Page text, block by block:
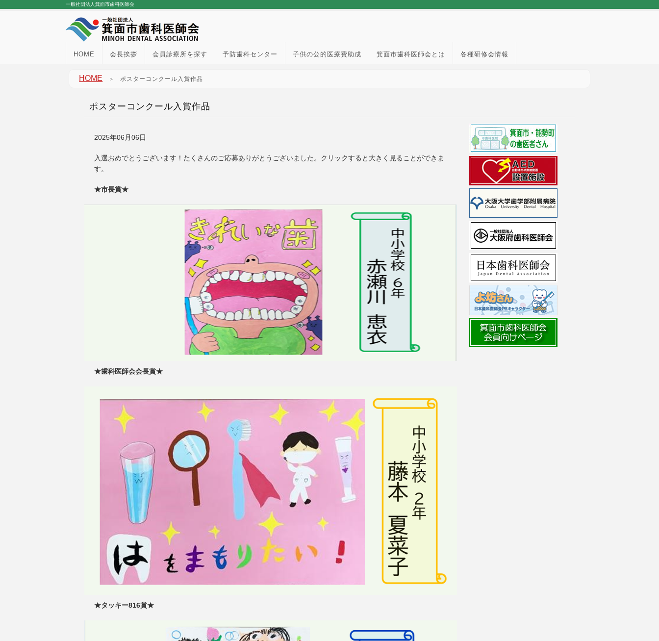
一般社団法人箕面市歯科医師会
HOME 会長挨拶 会員診療所を探す 予防歯科センター 子供の公的医療費助成 箕面市歯科医師会とは 各種研修会情報
HOME ＞ポスターコンクール入賞作品
ポスターコンクール入賞作品
2025年06月06日
入選おめでとうございます！たくさんのご応募ありがとうございました。クリックすると大きく見ることができま
す。
★市長賞★
★歯科医師会会長賞★
★タッキー816賞★